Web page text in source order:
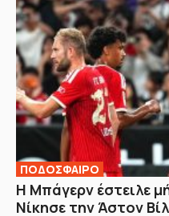
ΠΟΔΟΣΦΑΙΡΟ
Η Μπάγερν έστειλε
Νίκησε την Άστον